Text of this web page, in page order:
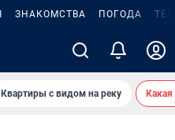
ЗНАКОМСТВА ПОГОДА
Квартиры с видом на реку